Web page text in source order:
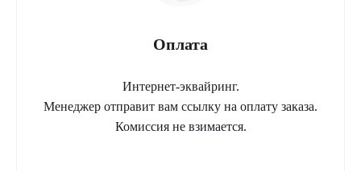
Оплата
Интернет-эквайринг.
Менеджер отправит вам ссылку на оплату заказа.
Комиссия не взимается.